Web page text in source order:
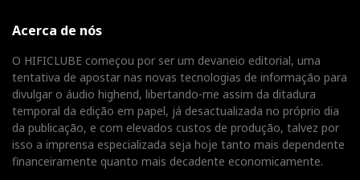
Acerca de nós
O HIFICLUBE começou por ser um devaneio editorial, uma
tentativa de apostar nas novas tecnologias de informação para
divulgar o áudio highend, libertando-me assim da ditadura
temporal da edição em papel, já desactualizada no próprio dia
da publicação, e com elevados custos de produção, talvez por
isso a imprensa especializada seja hoje tanto mais dependente
financeiramente quanto mais decadente economicamente.